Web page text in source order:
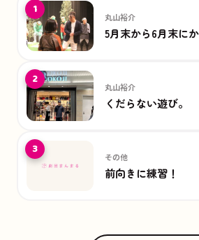
1 丸山裕介
5月末から6月末に
2 丸山裕介
くだらない遊び。
3 その他
前向きに練習！